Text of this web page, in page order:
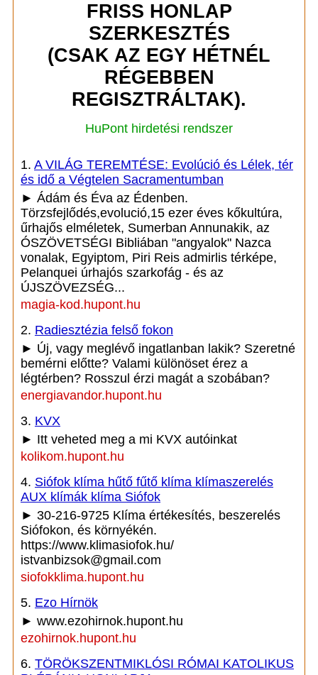
FRISS HONLAP
SZERKESZTÉS
(CSAK AZ EGY HÉTNÉL
RÉGEBBEN
REGISZTRÁLTAK).
HuPont hirdetési rendszer
1. A VILÁG TEREMTÉSE: Evolúció és Lélek, tér
és idő a Végtelen Sacramentumban
► Ádám és Éva az Édenben.
Törzsfejlődés,evolució,15 ezer éves kőkultúra,
űrhajős elméletek, Sumerban Annunakik, az
ÓSZÖVETSÉGI Bibliában "angyalok" Nazca
vonalak, Egyiptom, Piri Reis admirlis térképe,
Pelanquei úrhajós szarkofág - és az
ÚJSZÖVEZSÉG...
magia-kod.hupont.hu
2. Radiesztézia felső fokon
► Új, vagy meglévő ingatlanban lakik? Szeretné
bemérni előtte? Valami különöset érez a
légtérben? Rosszul érzi magát a szobában?
energiavandor.hupont.hu
3. KVX
► Itt veheted meg a mi KVX autóinkat
kolikom.hupont.hu
4. Siófok klíma hűtő fűtő klíma klímaszerelés
AUX klímák klíma Siófok
► 30-216-9725 Klíma értékesítés, beszerelés
Siófokon, és környékén.
https://www.klimasiofok.hu/
istvanbizsok@gmail.com
siofokklima.hupont.hu
5. Ezo Hírnök
► www.ezohirnok.hupont.hu
ezohirnok.hupont.hu
6. TÖRÖKSZENTMIKLÓSI RÓMAI KATOLIKUS